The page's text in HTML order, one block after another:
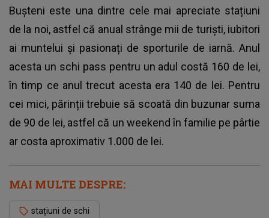
Bușteni este una dintre cele mai apreciate stațiuni
de la noi, astfel că anual strânge mii de turiști, iubitori
ai muntelui și pasionați de sporturile de iarnă. Anul
acesta un schi pass pentru un adul costă 160 de lei,
în timp ce anul trecut acesta era 140 de lei. Pentru
cei mici, părinții trebuie să scoată din buzunar suma
de 90 de lei, astfel că un weekend în familie pe pârtie
ar costa aproximativ 1.000 de lei.
MAI MULTE DESPRE:
stațiuni de schi